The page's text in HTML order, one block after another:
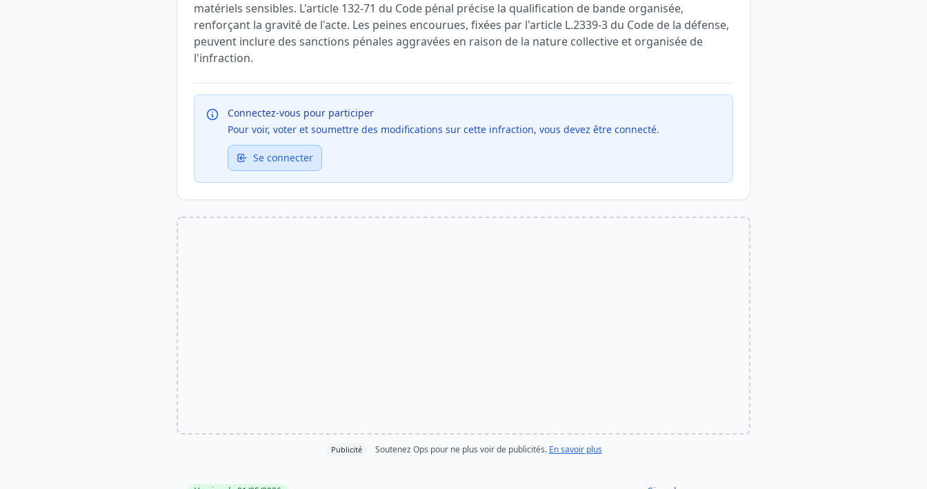
matériels sensibles. L'article 132-71 du Code pénal précise la qualification de bande organisée,
renforçant la gravité de l'acte. Les peines encourues, fixées par l'article L.2339-3 du Code de la défense,
peuvent inclure des sanctions pénales aggravées en raison de la nature collective et organisée de
l'infraction.
Connectez-vous pour participer
Pour voir, voter et soumettre des modifications sur cette infraction, vous devez être connecté.
Se connecter
Publicité Soutenez Ops pour ne plus voir de publicités. En savoir plus